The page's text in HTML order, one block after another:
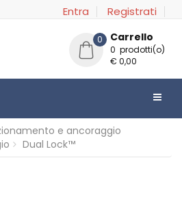
Entra Registrati
0 Carrello
0 prodotti(o)
€ 0,00
e ancoraggio
Dual Lock™